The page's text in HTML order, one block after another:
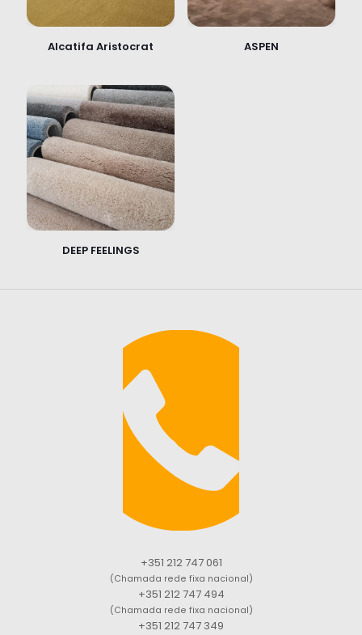
Alcatifa Aristocrat ASPEN
DEEP FEELINGS
+351 212 747 061
(Chamada rede fixa nacional)
+351 212 747 494
(Chamada rede fixa nacional)
+351 212 747 349